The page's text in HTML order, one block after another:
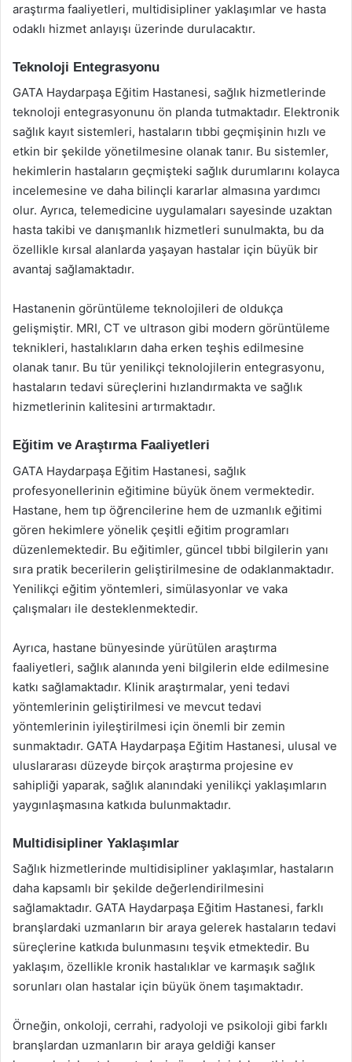
araştırma faaliyetleri, multidisipliner yaklaşımlar ve hasta
odaklı hizmet anlayışı üzerinde durulacaktır.
Teknoloji Entegrasyonu
GATA Haydarpaşa Eğitim Hastanesi, sağlık hizmetlerinde
teknoloji entegrasyonunu ön planda tutmaktadır. Elektronik
sağlık kayıt sistemleri, hastaların tıbbi geçmişinin hızlı ve
etkin bir şekilde yönetilmesine olanak tanır. Bu sistemler,
hekimlerin hastaların geçmişteki sağlık durumlarını kolayca
incelemesine ve daha bilinçli kararlar almasına yardımcı
olur. Ayrıca, telemedicine uygulamaları sayesinde uzaktan
hasta takibi ve danışmanlık hizmetleri sunulmakta, bu da
özellikle kırsal alanlarda yaşayan hastalar için büyük bir
avantaj sağlamaktadır.
Hastanenin görüntüleme teknolojileri de oldukça
gelişmiştir. MRI, CT ve ultrason gibi modern görüntüleme
teknikleri, hastalıkların daha erken teşhis edilmesine
olanak tanır. Bu tür yenilikçi teknolojilerin entegrasyonu,
hastaların tedavi süreçlerini hızlandırmakta ve sağlık
hizmetlerinin kalitesini artırmaktadır.
Eğitim ve Araştırma Faaliyetleri
GATA Haydarpaşa Eğitim Hastanesi, sağlık
profesyonellerinin eğitimine büyük önem vermektedir.
Hastane, hem tıp öğrencilerine hem de uzmanlık eğitimi
gören hekimlere yönelik çeşitli eğitim programları
düzenlemektedir. Bu eğitimler, güncel tıbbi bilgilerin yanı
sıra pratik becerilerin geliştirilmesine de odaklanmaktadır.
Yenilikçi eğitim yöntemleri, simülasyonlar ve vaka
çalışmaları ile desteklenmektedir.
Ayrıca, hastane bünyesinde yürütülen araştırma
faaliyetleri, sağlık alanında yeni bilgilerin elde edilmesine
katkı sağlamaktadır. Klinik araştırmalar, yeni tedavi
yöntemlerinin geliştirilmesi ve mevcut tedavi
yöntemlerinin iyileştirilmesi için önemli bir zemin
sunmaktadır. GATA Haydarpaşa Eğitim Hastanesi, ulusal ve
uluslararası düzeyde birçok araştırma projesine ev
sahipliği yaparak, sağlık alanındaki yenilikçi yaklaşımların
yaygınlaşmasına katkıda bulunmaktadır.
Multidisipliner Yaklaşımlar
Sağlık hizmetlerinde multidisipliner yaklaşımlar, hastaların
daha kapsamlı bir şekilde değerlendirilmesini
sağlamaktadır. GATA Haydarpaşa Eğitim Hastanesi, farklı
branşlardaki uzmanların bir araya gelerek hastaların tedavi
süreçlerine katkıda bulunmasını teşvik etmektedir. Bu
yaklaşım, özellikle kronik hastalıklar ve karmaşık sağlık
sorunları olan hastalar için büyük önem taşımaktadır.
Örneğin, onkoloji, cerrahi, radyoloji ve psikoloji gibi farklı
branşlardan uzmanların bir araya geldiği kanser